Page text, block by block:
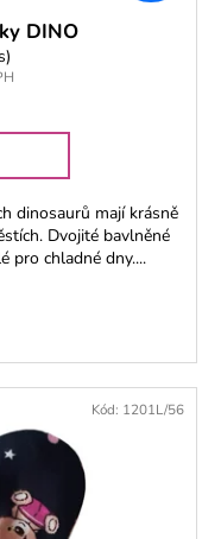
DINO
dinosaurů mají krásně
Dvojité bavlněné
pro chladné dny....
Kód: 1201L/56